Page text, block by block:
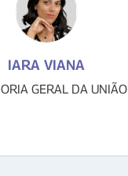
IARA VIANA
GERAL DA UNIÃO